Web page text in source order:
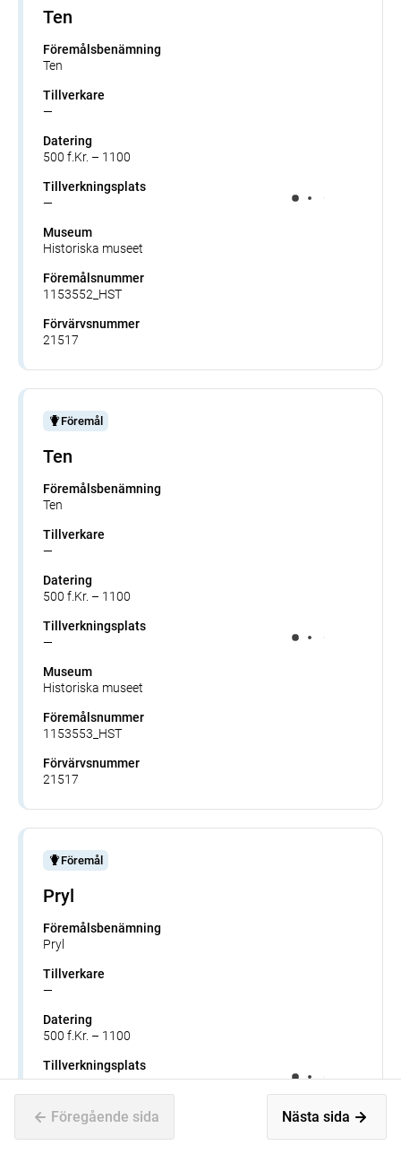
Ten
Föremålsbenämning
Ten
Tillverkare
—
Datering
500 f.Kr. – 1100
Tillverkningsplats
—
Museum
Historiska museet
Föremålsnummer
1153552_HST
Förvärvsnummer
21517
Föremål
Ten
Föremålsbenämning
Ten
Tillverkare
—
Datering
500 f.Kr. – 1100
Tillverkningsplats
—
Museum
Historiska museet
Föremålsnummer
1153553_HST
Förvärvsnummer
21517
Föremål
Pryl
Föremålsbenämning
Pryl
Tillverkare
—
Datering
500 f.Kr. – 1100
Tillverkningsplats
—
Museum
Historiska museet
Föregående sida Nästa sida